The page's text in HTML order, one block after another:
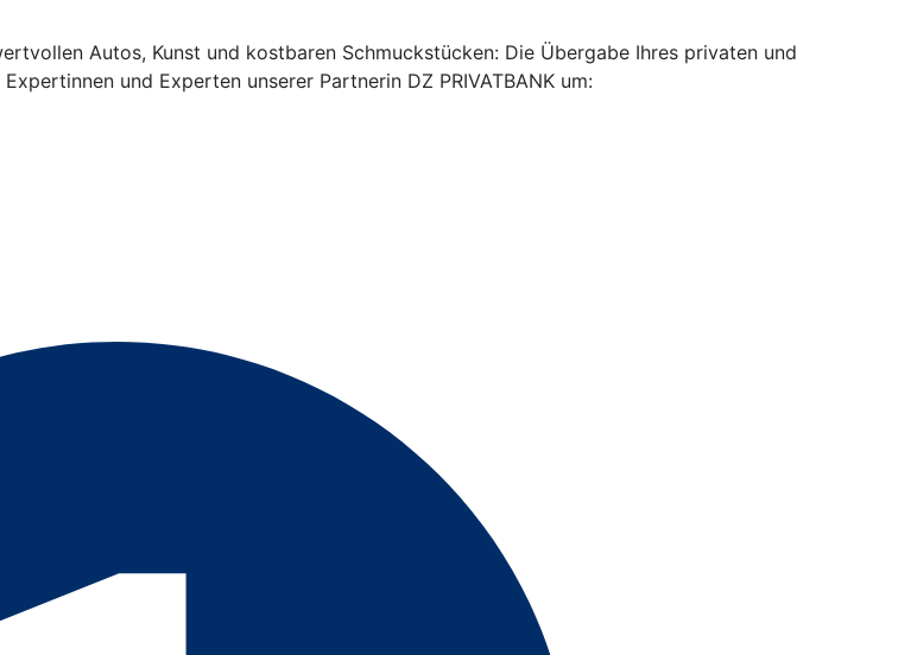
Autos, Kunst und kostbaren Schmuckstücken: Die Übergabe Ihres privaten und
und Experten unserer Partnerin DZ PRIVATBANK um: